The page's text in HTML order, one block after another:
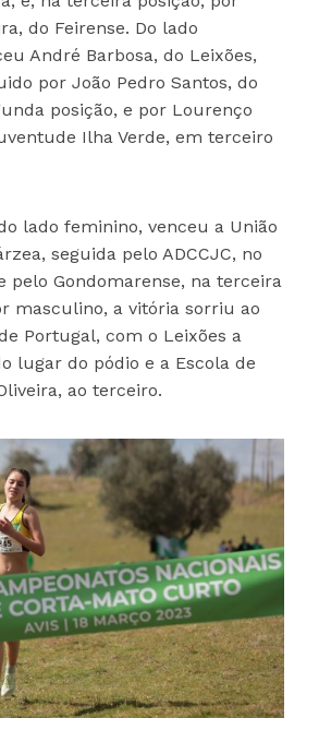
do Feirense. Do lado
André Barbosa, do Leixões,
por João Pedro Santos, do
posição, e por Lourenço
Ilha Verde, em terceiro
lado feminino, venceu a União
seguida pelo ADCCJC, no
pelo Gondomarense, na terceira
masculino, a vitória sorriu ao
Portugal, com o Leixões a
lugar do pódio e a Escola de
ao terceiro.